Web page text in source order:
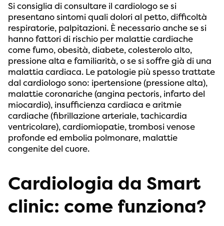
Si consiglia di consultare il cardiologo se si
presentano sintomi quali dolori al petto, difficoltà
respiratorie, palpitazioni. È necessario anche se si
hanno fattori di rischio per malattie cardiache
come fumo, obesità, diabete, colesterolo alto,
pressione alta e familiarità, o se si soffre già di una
malattia cardiaca. Le patologie più spesso trattate
dal cardiologo sono: ipertensione (pressione alta),
malattie coronariche (angina pectoris, infarto del
miocardio), insufficienza cardiaca e aritmie
cardiache (fibrillazione arteriale, tachicardia
ventricolare), cardiomiopatie, trombosi venose
profonde ed embolia polmonare, malattie
congenite del cuore.
Cardiologia da Smart
clinic: come funziona?